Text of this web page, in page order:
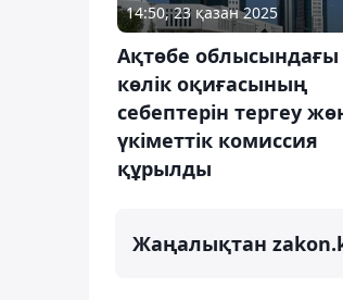
14:50, 23 қазан 2025
Ақтөбе
көлік оқиғасының
себептерін тергеу
үкіметтік комиссия
құрылды
Жаңалықтан